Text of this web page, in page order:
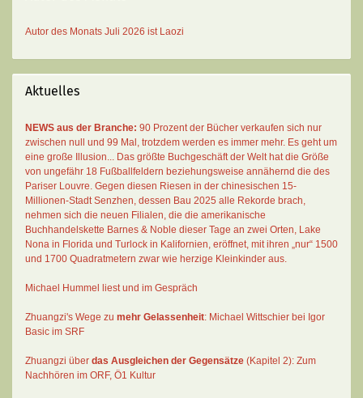
Autor des Monats Juli 2026 ist Laozi
Aktuelles
NEWS aus der Branche: 90 Prozent der Bücher verkaufen sich nur
zwischen null und 99 Mal , trotzdem werden es immer mehr. Es geht um
eine große Illusion... Das größte Buchgeschäft der Welt hat die Größe
von ungefähr 18 Fußballfeldern beziehungsweise annähernd die des
Pariser Louvre. Gegen diesen Riesen in der chinesischen 15-
Millionen-Stadt Senzhen, dessen Bau 2025 alle Rekorde brach,
nehmen sich die neuen Filialen, die die amerikanische
Buchhandelskette Barnes & Noble dieser Tage an zwei Orten, Lake
Nona in Florida und Turlock in Kalifornien, eröffnet, mit ihren „nur“ 1500
und 1700 Quadratmetern zwar wie herzige Kleinkinder aus.
Michael Hummel liest und im Gespräch
Zhuangzi's Wege zu mehr Gelassenheit: Michael Wittschier bei Igor
Basic im SRF
Zhuangzi über das Ausgleichen der Gegensätze (Kapitel 2): Zum
Nachhören im ORF, Ö1 Kultur